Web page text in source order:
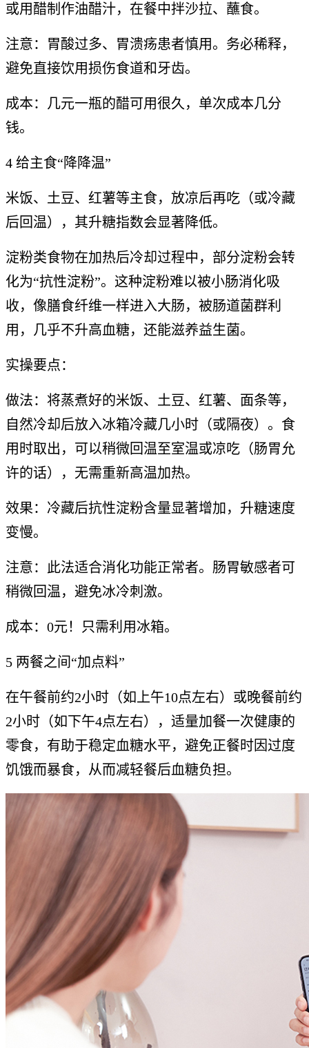
或用醋制作油醋汁，在餐中拌沙拉、蘸食。
注意：胃酸过多、胃溃疡患者慎用。务必稀释，
避免直接饮用损伤食道和牙齿。
成本：几元一瓶的醋可用很久，单次成本几分
钱。
4 给主食“降降温”
米饭、土豆、红薯等主食，放凉后再吃（或冷藏
后回温），其升糖指数会显著降低。
淀粉类食物在加热后冷却过程中，部分淀粉会转
化为“抗性淀粉”。这种淀粉难以被小肠消化吸
收，像膳食纤维一样进入大肠，被肠道菌群利
用，几乎不升高血糖，还能滋养益生菌。
实操要点：
做法：将蒸煮好的米饭、土豆、红薯、面条等，
自然冷却后放入冰箱冷藏几小时（或隔夜）。食
用时取出，可以稍微回温至室温或凉吃（肠胃允
许的话），无需重新高温加热。
效果：冷藏后抗性淀粉含量显著增加，升糖速度
变慢。
注意：此法适合消化功能正常者。肠胃敏感者可
稍微回温，避免冰冷刺激。
成本：0元！只需利用冰箱。
5 两餐之间“加点料”
在午餐前约2小时（如上午10点左右）或晚餐前约
2小时（如下午4点左右），适量加餐一次健康的
零食，有助于稳定血糖水平，避免正餐时因过度
饥饿而暴食，从而减轻餐后血糖负担。